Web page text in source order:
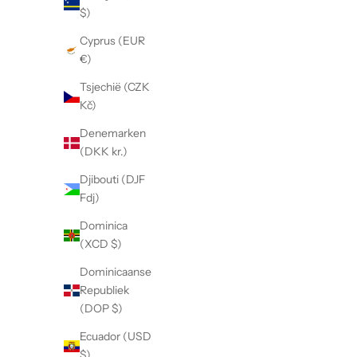
$)
Cyprus (EUR
€)
Tsjechië (CZK
Kč)
Denemarken
(DKK kr.)
Djibouti (DJF
Fdj)
Dominica
(XCD $)
Dominicaanse
Republiek
(DOP $)
Ecuador (USD